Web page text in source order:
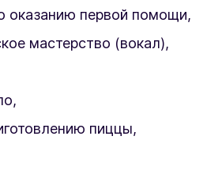
оказанию первой помощи,
мастерство (вокал),
пиццы,